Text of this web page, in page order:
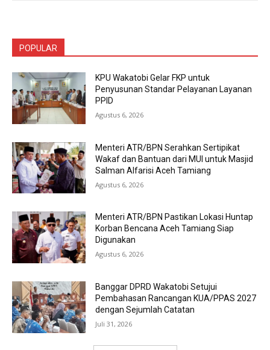
POPULAR
KPU Wakatobi Gelar FKP untuk
Penyusunan Standar Pelayanan Layanan
PPID
Agustus 6, 2026
Menteri ATR/BPN Serahkan Sertipikat
Wakaf dan Bantuan dari MUI untuk Masjid
Salman Alfarisi Aceh Tamiang
Agustus 6, 2026
Menteri ATR/BPN Pastikan Lokasi Huntap
Korban Bencana Aceh Tamiang Siap
Digunakan
Agustus 6, 2026
Banggar DPRD Wakatobi Setujui
Pembahasan Rancangan KUA/PPAS 2027
dengan Sejumlah Catatan
Juli 31, 2026